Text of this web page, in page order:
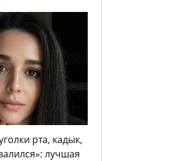
рта, кадык,
лучшая